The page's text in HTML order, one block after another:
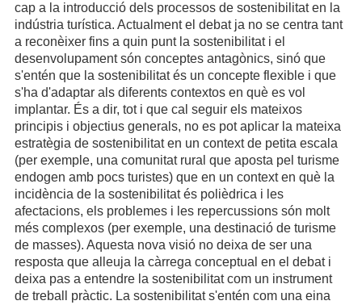
cap a la introducció dels processos de sostenibilitat en la
indústria turística. Actualment el debat ja no se centra tant
a reconèixer fins a quin punt la sostenibilitat i el
desenvolupament són conceptes antagònics, sinó que
s'entén que la sostenibilitat és un concepte flexible i que
s'ha d'adaptar als diferents contextos en què es vol
implantar. És a dir, tot i que cal seguir els mateixos
principis i objectius generals, no es pot aplicar la mateixa
estratègia de sostenibilitat en un context de petita escala
(per exemple, una comunitat rural que aposta pel turisme
endogen amb pocs turistes) que en un context en què la
incidència de la sostenibilitat és polièdrica i les
afectacions, els problemes i les repercussions són molt
més complexos (per exemple, una destinació de turisme
de masses). Aquesta nova visió no deixa de ser una
resposta que alleuja la càrrega conceptual en el debat i
deixa pas a entendre la sostenibilitat com un instrument
de treball pràctic. La sostenibilitat s'entén com una eina